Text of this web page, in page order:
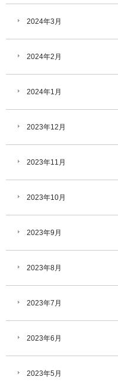
2024年3月
2024年2月
2024年1月
2023年12月
2023年11月
2023年10月
2023年9月
2023年8月
2023年7月
2023年6月
2023年5月